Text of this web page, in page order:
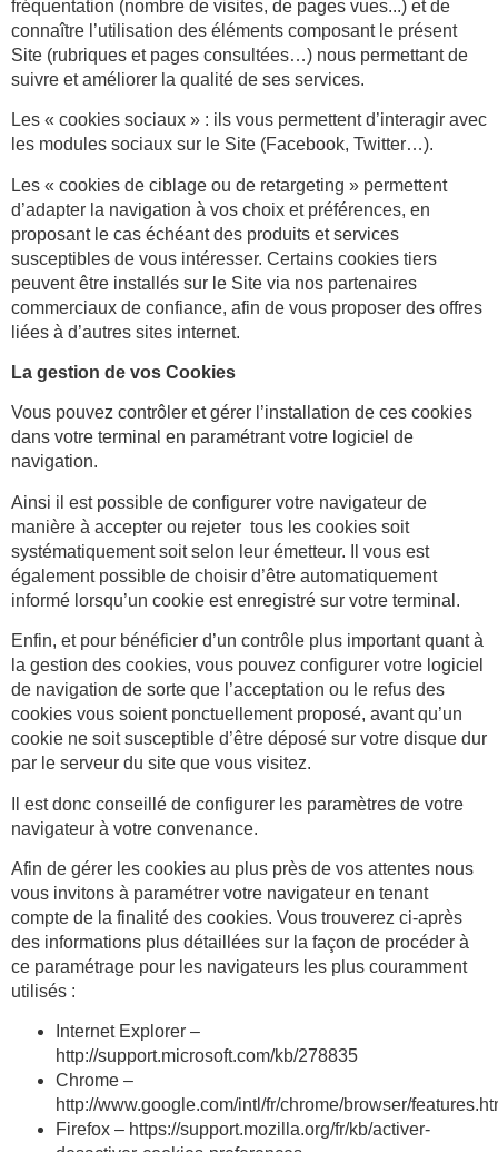
fréquentation (nombre de visites, de pages vues...) et de
connaître l’utilisation des éléments composant le présent
Site (rubriques et pages consultées…) nous permettant de
suivre et améliorer la qualité de ses services.
Les « cookies sociaux » : ils vous permettent d’interagir avec
les modules sociaux sur le Site (Facebook, Twitter…).
Les « cookies de ciblage ou de retargeting » permettent
d’adapter la navigation à vos choix et préférences, en
proposant le cas échéant des produits et services
susceptibles de vous intéresser. Certains cookies tiers
peuvent être installés sur le Site via nos partenaires
commerciaux de confiance, afin de vous proposer des offres
liées à d’autres sites internet.
La gestion de vos Cookies
Vous pouvez contrôler et gérer l’installation de ces cookies
dans votre terminal en paramétrant votre logiciel de
navigation.
Ainsi il est possible de configurer votre navigateur de
manière à accepter ou rejeter tous les cookies soit
systématiquement soit selon leur émetteur. Il vous est
également possible de choisir d’être automatiquement
informé lorsqu’un cookie est enregistré sur votre terminal.
Enfin, et pour bénéficier d’un contrôle plus important quant à
la gestion des cookies, vous pouvez configurer votre logiciel
de navigation de sorte que l’acceptation ou le refus des
cookies vous soient ponctuellement proposé, avant qu’un
cookie ne soit susceptible d’être déposé sur votre disque dur
par le serveur du site que vous visitez.
Il est donc conseillé de configurer les paramètres de votre
navigateur à votre convenance.
Afin de gérer les cookies au plus près de vos attentes nous
vous invitons à paramétrer votre navigateur en tenant
compte de la finalité des cookies. Vous trouverez ci-après
des informations plus détaillées sur la façon de procéder à
ce paramétrage pour les navigateurs les plus couramment
utilisés :
Internet Explorer –
http://support.microsoft.com/kb/278835
Chrome –
http://www.google.com/intl/fr/chrome/browser/
Firefox – https://support.mozilla.org/fr/kb/activer-